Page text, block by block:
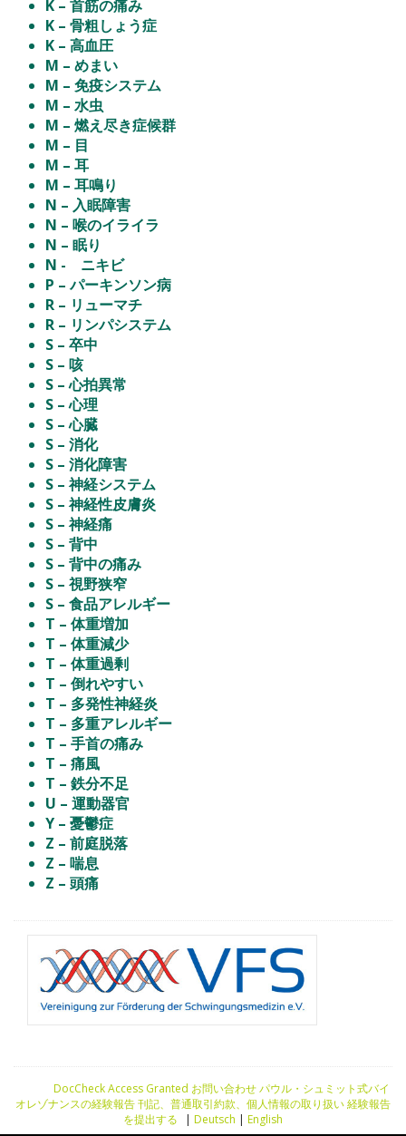
K – 首筋の痛み
K – 骨粗しょう症
K – 高血圧
M – めまい
M – 免疫システム
M – 水虫
M – 燃え尽き症候群
M – 目
M – 耳
M – 耳鳴り
N – 入眠障害
N – 喉のイライラ
N – 眠り
N - ニキビ
P – パーキンソン病
R – リューマチ
R – リンパシステム
S – 卒中
S – 咳
S – 心拍異常
S – 心理
S – 心臓
S – 消化
S – 消化障害
S – 神経システム
S – 神経性皮膚炎
S – 神経痛
S – 背中
S – 背中の痛み
S – 視野狭窄
S – 食品アレルギー
T – 体重増加
T – 体重減少
T – 体重過剰
T – 倒れやすい
T – 多発性神経炎
T – 多重アレルギー
T – 手首の痛み
T – 痛風
T – 鉄分不足
U – 運動器官
Y – 憂鬱症
Z – 前庭脱落
Z – 喘息
Z – 頭痛
DocCheck Access Granted お問い合わせ パウル・シュミット式バイ
オレゾナンスの経験報告刊記、普通取引約款、個人情報の取り扱い経験報告
を提出する
| Deutsch | English